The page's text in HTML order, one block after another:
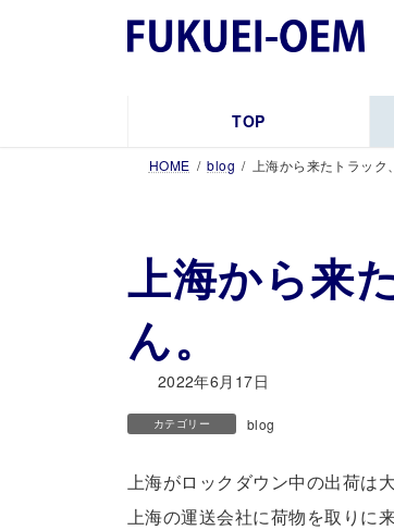
TOP
HOME blog 上海から来たトラッ
上海から来
ん。
2022年6月17日
上海がロックダウン中の出荷は
上海の運送会社に荷物を取りに
カテゴリー blog